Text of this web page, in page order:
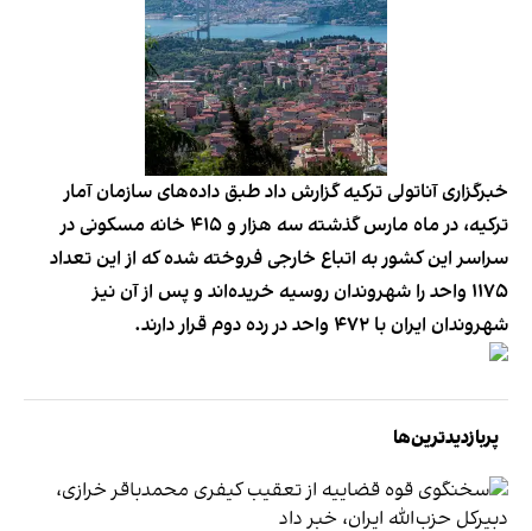
خبرگزاری آناتولی ترکیه گزارش داد طبق داده‌های سازمان آمار
ترکیه، در ماه مارس گذشته سه هزار و ۴۱۵ خانه مسکونی در
سراسر این کشور به اتباع خارجی فروخته شده که از این تعداد
۱۱۷۵ واحد را شهروندان روسیه خریده‌اند و پس از آن نیز
شهروندان ایران با ۴۷۲ واحد در رده دوم قرار دارند.
پربازدیدترین‌ها